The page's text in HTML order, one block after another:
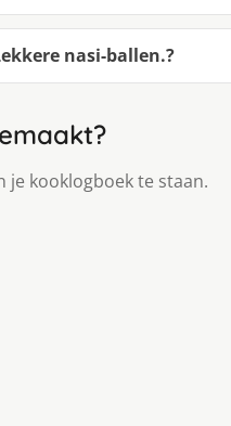
nasi-ballen.?
kooklogboek te staan.